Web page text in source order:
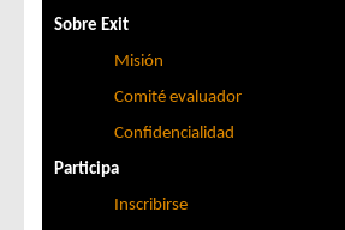
Sobre Exit
Misión
Comité evaluador
Confidencialidad
Participa
Inscribirse